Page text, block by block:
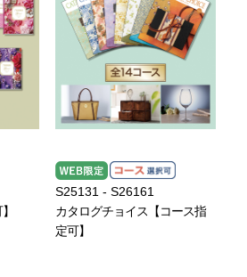
S25131 - S26161
カタログチョイス【コース指
定可】